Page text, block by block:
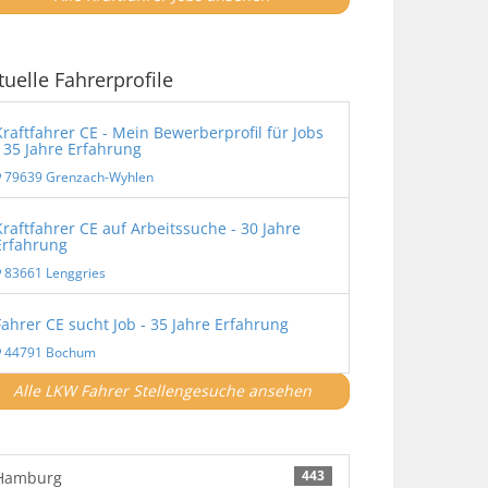
Fahrerprofile
CE - Mein Bewerberprofil für Jobs
Jahre Erfahrung
79639 Grenzach-Wyhlen
CE auf Arbeitssuche - 30 Jahre
83661 Lenggries
CE sucht Job - 35 Jahre Erfahrung
44791 Bochum
Alle LKW Fahrer Stellengesuche ansehen
443